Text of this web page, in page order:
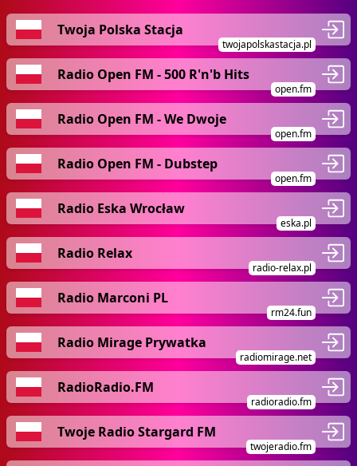
Twoja Polska Stacja
twojapolskastacja.pl
Radio Open FM - 500 R'n'b Hits
open.fm
Radio Open FM - We Dwoje
open.fm
Radio Open FM - Dubstep
open.fm
Radio Eska Wrocław
eska.pl
Radio Relax
radio-relax.pl
Radio Marconi PL
rm24.fun
Radio Mirage Prywatka
radiomirage.net
RadioRadio.FM
radioradio.fm
Twoje Radio Stargard FM
twojeradio.fm